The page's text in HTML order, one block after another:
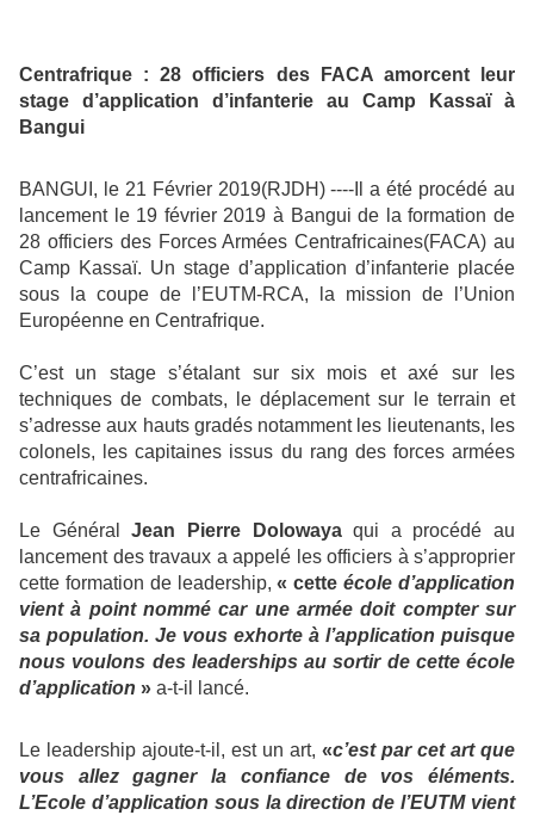
Centrafrique : 28 officiers des FACA amorcent leur
stage d’application d’infanterie au Camp Kassaï à
Bangui
BANGUI, le 21 Février 2019(RJDH) ----Il a été procédé au
lancement le 19 février 2019 à Bangui de la formation de
28 officiers des Forces Armées Centrafricaines(FACA) au
Camp Kassaï. Un stage d’application d’infanterie placée
sous la coupe de l’EUTM-RCA, la mission de l’Union
Européenne en Centrafrique.
C’est un stage s’étalant sur six mois et axé sur les
techniques de combats, le déplacement sur le terrain et
s’adresse aux hauts gradés notamment les lieutenants, les
colonels, les capitaines issus du rang des forces armées
centrafricaines.
Le GénéralJean Pierre Dolowayaqui a procédé au
lancement des travaux a appelé les officiers à s’approprier
cette formation de leadership,« cetteécole d’application
vient à point nommé car une armée doit compter sur
sa population. Je vous exhorte à l’application puisque
nous voulons des leaderships au sortir de cette école
d’application » a-t-il lancé.
Le leadership ajoute-t-il, est un art, «c’est par cet art que
vous allez gagner la confiance de vos éléments.
L’Ecole d’application sous la direction de l’EUTM vient